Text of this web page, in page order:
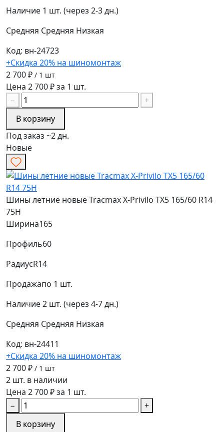
Наличие 1 шт. (через 2-3 дн.)
Средняя Средняя Низкая
Код: вн-24723
+Скидка 20% на шиномонтаж
2 700 ₽ / 1 шт
Цена 2 700 ₽ за 1 шт.
−
+
В корзину
Под заказ ~2 дн.
Новые
Шины летние новые Tracmax X-Privilo TX5 165/60 R14
75H
Ширина165
Профиль60
РадиусR14
Продажапо 1 шт.
Наличие2 шт. (через 4-7 дн.)
Средняя Средняя Низкая
Код: вн-24411
+Скидка 20% на шиномонтаж
2 700 ₽ / 1 шт
2 шт. в наличии
Цена 2 700 ₽ за 1 шт.
−
+
В корзину